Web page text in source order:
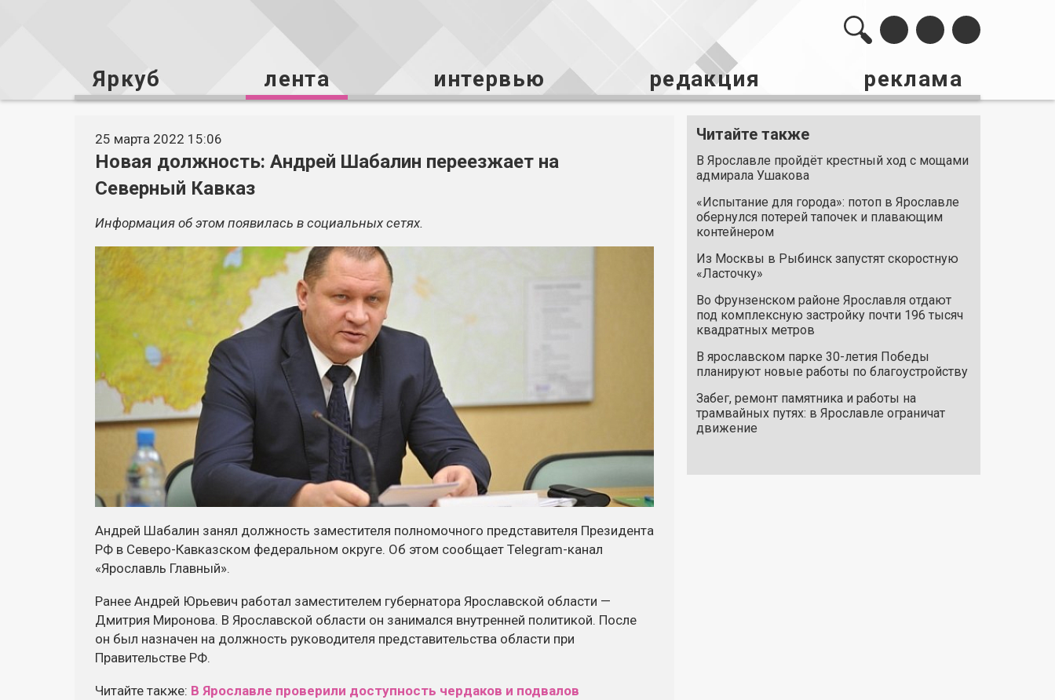
Яркуб лента интервью редакция реклама
25 марта 2022 15:06
Новая должность: Андрей Шабалин переезжает на
Северный Кавказ
Информация об этом появилась в социальных сетях.
Андрей Шабалин занял должность заместителя полномочного представителя Президента
РФ в Северо-Кавказском федеральном округе. Об этом сообщает Telegram-канал
«Ярославль Главный».
Ранее Андрей Юрьевич работал заместителем губернатора Ярославской области —
Дмитрия Миронова. В Ярославской области он занимался внутренней политикой. После
он был назначен на должность руководителя представительства области при
Правительстве РФ.
Читайте также: В Ярославле проверили доступность чердаков и подвалов
Читайте также
В Ярославле пройдёт крестный ход с мощами
адмирала Ушакова
«Испытание для города»: потоп в Ярославле
обернулся потерей тапочек и плавающим
контейнером
Из Москвы в Рыбинск запустят скоростную
«Ласточку»
Во Фрунзенском районе Ярославля отдают
под комплексную застройку почти 196 тысяч
квадратных метров
В ярославском парке 30-летия Победы
планируют новые работы по благоустройству
Забег, ремонт памятника и работы на
трамвайных путях: в Ярославле ограничат
движение